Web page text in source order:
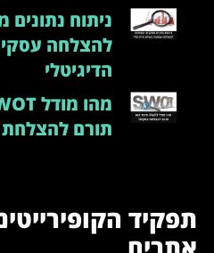
ניתוח
להצלחה
הדיגיטלי
תורם
תפקיד